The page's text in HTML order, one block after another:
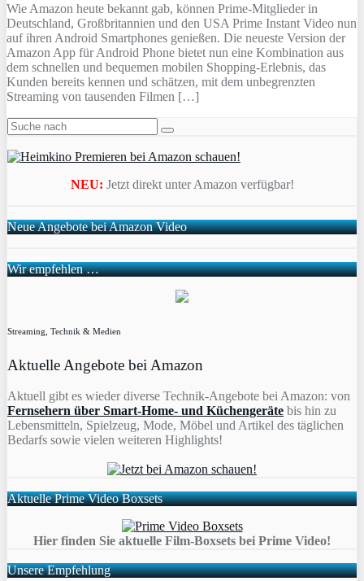
Wie Amazon heute bekannt gab, können Prime-Mitglieder in
Deutschland, Großbritannien und den USA Prime Instant Video nun
auf ihren Android Smartphones genießen. Die neueste Version der
Amazon App für Android Phone bietet nun eine Kombination aus
dem schnellen und bequemen mobilen Shopping-Erlebnis, das
Kunden bereits kennen und schätzen, mit dem unbegrenzten
Streaming von tausenden Filmen […]
NEU: Jetzt direkt unter Amazon verfügbar!
Neue Angebote bei Amazon Video
Wir empfehlen …
Streaming, Technik & Medien
Aktuelle Angebote bei Amazon
Aktuell gibt es wieder diverse Technik-Angebote bei Amazon: von
Fernsehern über Smart-Home- und Küchengeräte bis hin zu
Lebensmitteln, Spielzeug, Mode, Möbel und Artikel des täglichen
Bedarfs sowie vielen weiteren Highlights!
Aktuelle Prime Video Boxsets
Hier finden Sie aktuelle Film-Boxsets bei Prime Video!
Unsere Empfehlung